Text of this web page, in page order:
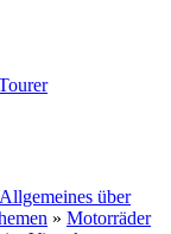
Allgemeines über
» Motorräder